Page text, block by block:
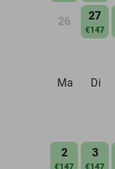
26 27
€147
Ma
Di
2
€147
3
€147